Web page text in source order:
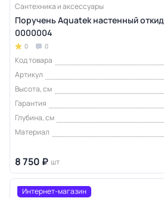
Сантехника и аксессуары
Поручень Aquatek настенный
0000004
0 0
Код товара
Артикул
Высота, см
Гарантия
Глубина, см
Материал
8 750 ₽ шт
Интернет-магазин